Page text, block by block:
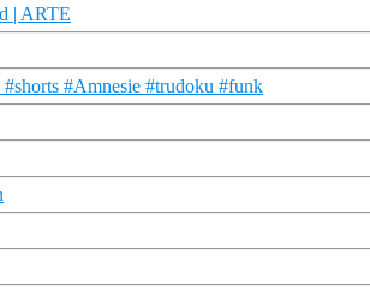
| ARTE
#Amnesie #trudoku #funk